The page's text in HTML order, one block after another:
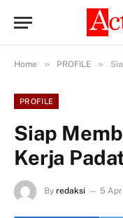
Home » PROFILE »
PROFILE
Siap
Kerja
By redaksi 5